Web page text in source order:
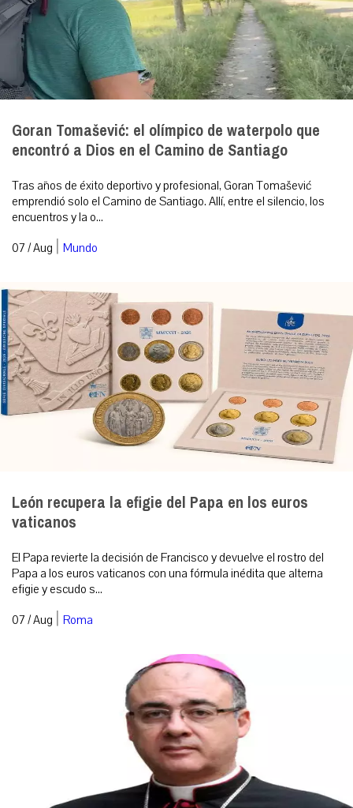
Goran Tomašević: el olímpico de waterpolo que
encontró a Dios en el Camino de Santiago
Tras años de éxito deportivo y profesional, Goran Tomašević
emprendió solo el Camino de Santiago. Allí, entre el silencio, los
encuentros y la o...
07 / Aug | Mundo
León recupera la efigie del Papa en los euros
vaticanos
El Papa revierte la decisión de Francisco y devuelve el rostro del
Papa a los euros vaticanos con una fórmula inédita que alterna
efigie y escudo s...
07 / Aug | Roma